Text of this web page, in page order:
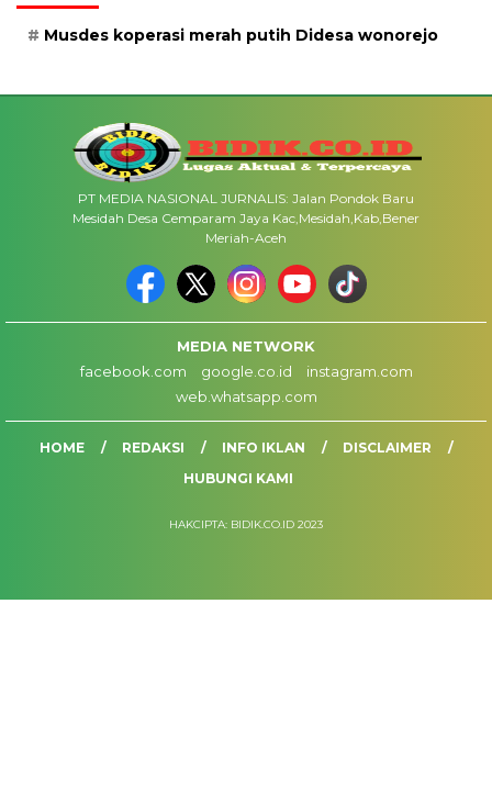
Musdes koperasi merah putih Didesa wonorejo
PT MEDIA NASIONAL JURNALIS: Jalan Pondok Baru
Mesidah Desa Cemparam Jaya Kac,Mesidah,Kab,Bener
Meriah-Aceh
MEDIA NETWORK
facebook.com
google.co.id
instagram.com
web.whatsapp.com
HOME REDAKSI INFO IKLAN
DISCLAIMER
HUBUNGI KAMI
HAKCIPTA: BIDIK.CO.ID 2023